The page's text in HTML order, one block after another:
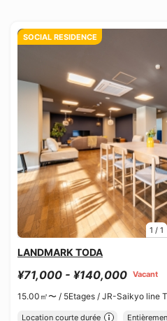
1 / 1
SOCIAL RESIDENCE
LANDMARK TODA
¥71,000 - ¥140,000 Vacant
15.00㎡〜 / 5Etages / JR-Saikyo line
Location courte durée